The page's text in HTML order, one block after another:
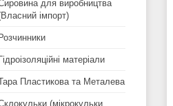
для виробництва
імпорт)
Розчинники
Гідроізоляційні матеріали
Пластикова та Металева
(мікрокульки